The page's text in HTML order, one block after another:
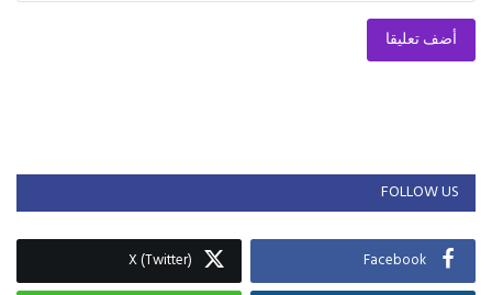
أضف تعليقا
FOLLOW US
Facebook
X (Twitter)